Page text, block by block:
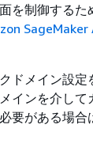
を制御する
SageMaker
ドメイン設
インを介し
要がある場合